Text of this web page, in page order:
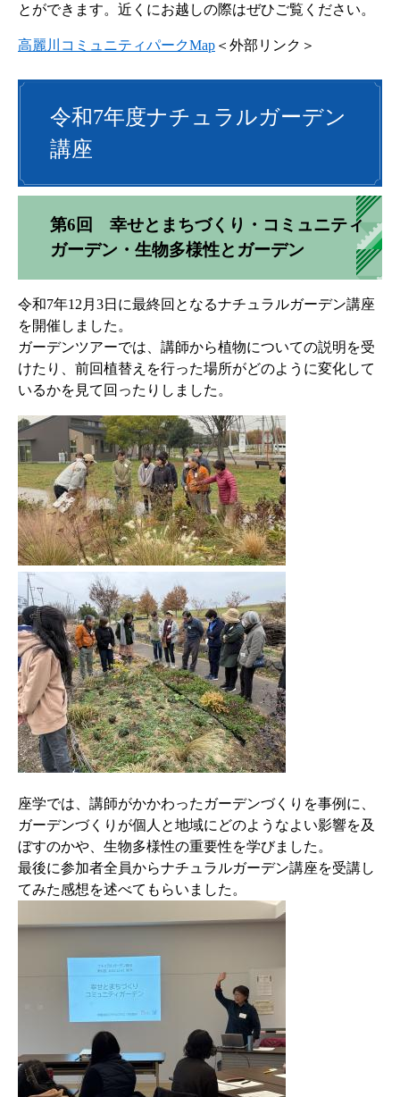
とができます。近くにお越しの際はぜひご覧ください。
高麗川コミュニティパークMap ＜外部リンク＞
令和7年度ナチュラルガーデン
講座
第6回 幸せとまちづくり・コミュニティ
ガーデン・生物多様性とガーデン
令和7年12月3日に最終回となるナチュラルガーデン講座
を開催しました。
ガーデンツアーでは、講師から植物についての説明を受
けたり、前回植替えを行った場所がどのように変化して
いるかを見て回ったりしました。
座学では​、講師がかかわったガーデンづくりを事例に、
ガーデンづくりが個人と地域にどのようなよい影響を及
ぼすのかや、生物多様性の重要性を学びました。
最後に参加者全員からナチュラルガーデン講座を受講し
てみた感想を述べてもらいました。